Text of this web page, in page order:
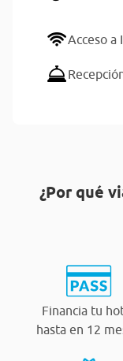
Acceso a
¿Por qué
Financia tu
hasta en 12